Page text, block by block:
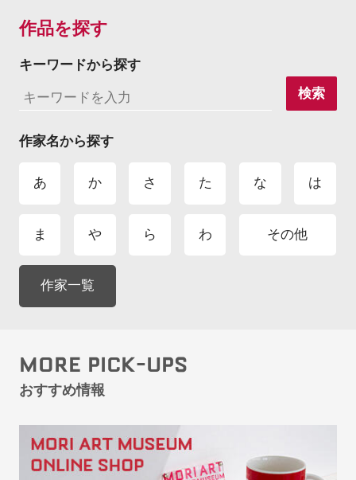
作品を探す
キーワードから探す
検索
作家名から探す
あ か さ た な は
ま や ら わ その他
作家一覧
MORE PICK-UPS
おすすめ情報